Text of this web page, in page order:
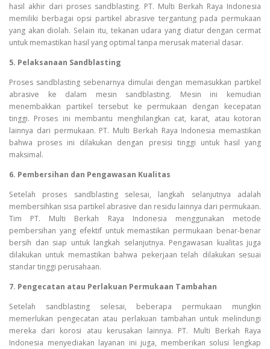
hasil akhir dari proses sandblasting. PT. Multi Berkah Raya Indonesia
memiliki berbagai opsi partikel abrasive tergantung pada permukaan
yang akan diolah. Selain itu, tekanan udara yang diatur dengan cermat
untuk memastikan hasil yang optimal tanpa merusak material dasar.
5. Pelaksanaan Sandblasting
Proses sandblasting sebenarnya dimulai dengan memasukkan partikel
abrasive ke dalam mesin sandblasting. Mesin ini kemudian
menembakkan partikel tersebut ke permukaan dengan kecepatan
tinggi. Proses ini membantu menghilangkan cat, karat, atau kotoran
lainnya dari permukaan. PT. Multi Berkah Raya Indonesia memastikan
bahwa proses ini dilakukan dengan presisi tinggi untuk hasil yang
maksimal.
6. Pembersihan dan Pengawasan Kualitas
Setelah proses sandblasting selesai, langkah selanjutnya adalah
membersihkan sisa partikel abrasive dan residu lainnya dari permukaan.
Tim PT. Multi Berkah Raya Indonesia menggunakan metode
pembersihan yang efektif untuk memastikan permukaan benar-benar
bersih dan siap untuk langkah selanjutnya. Pengawasan kualitas juga
dilakukan untuk memastikan bahwa pekerjaan telah dilakukan sesuai
standar tinggi perusahaan.
7. Pengecatan atau Perlakuan Permukaan Tambahan
Setelah sandblasting selesai, beberapa permukaan mungkin
memerlukan pengecatan atau perlakuan tambahan untuk melindungi
mereka dari korosi atau kerusakan lainnya. PT. Multi Berkah Raya
Indonesia menyediakan layanan ini juga, memberikan solusi lengkap